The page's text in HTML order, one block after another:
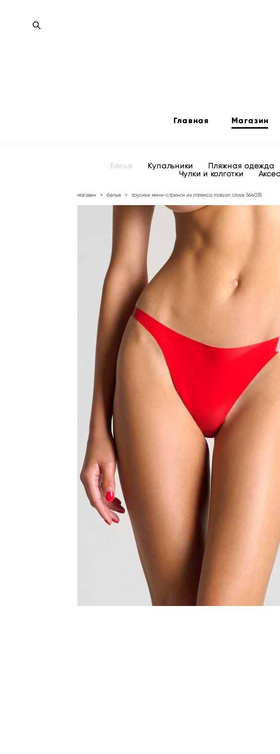
Главная Магазин
Белье Купальники Пляжная одежда
Чулки и колготки
магазин > белье > трусики мини-стринги из латекса maison close 564035